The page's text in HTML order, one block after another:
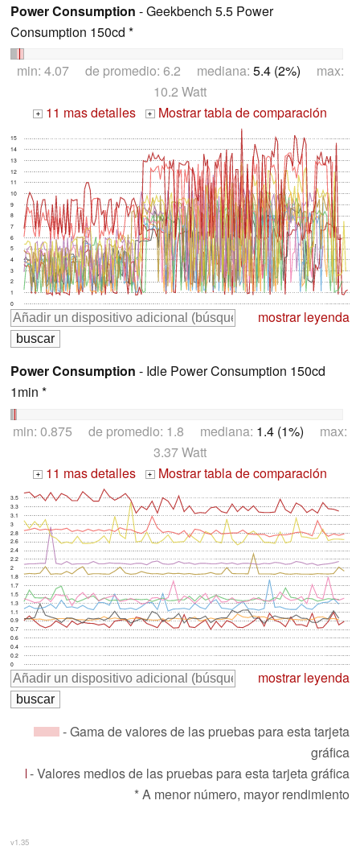
Power Consumption - Geekbench 5.5 Power
Consumption 150cd *
min: 4.07 de promedio: 6.2 mediana: 5.4 (2%) max:
10.2 Watt
+ 11 mas detalles + Mostrar tabla de comparación
0
1
2
3
4
5
6
7
8
9
10
11
12
13
14
15
mostrar leyenda
Power Consumption - Idle Power Consumption 150cd
1min *
min: 0.875 de promedio: 1.8 mediana: 1.4 (1%) max:
3.37 Watt
+ 11 mas detalles + Mostrar tabla de comparación
0
0.2
0.4
0.6
0.7
0.9
1.1
1.3
1.5
1.7
1.8
2
2.2
2.4
2.6
2.8
3
3.1
3.3
3.5
mostrar leyenda
- Gama de valores de las pruebas para esta tarjeta
gráfica
- Valores medios de las pruebas para esta tarjeta gráfica
* A menor número, mayor rendimiento
v1.35